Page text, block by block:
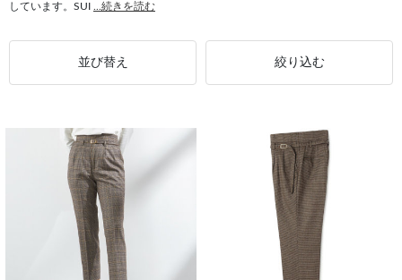
#パンツ裾上げ済 SILVER LINE
しています。SUI
...続きを読む
並び替え 絞り込む